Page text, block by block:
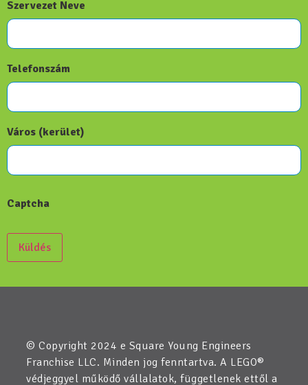
Szervezet Neve
Telefonszám
Város (kerület)
Captcha
Küldés
© Copyright 2024 e Square Young Engineers
Franchise LLC. Minden jog fenntartva. A LEGO®
védjeggyel működő vállalatok, függetlenek ettől a